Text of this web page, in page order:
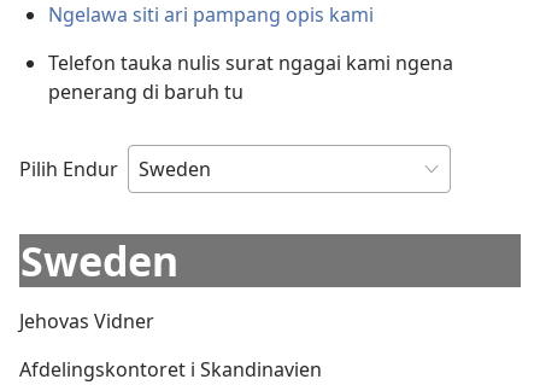
Ngelawa siti ari pampang opis kami
Telefon tauka nulis surat ngagai kami ngena
penerang di baruh tu
Pilih Endur
Sweden
Jehovas Vidner
Afdelingskontoret i Skandinavien